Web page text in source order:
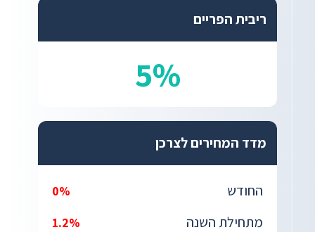
ריבית הפריים
5%
מדד המחירים לצרכן
החודש 0%
מתחילת השנה 1.2%